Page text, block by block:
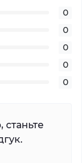
0
0
0
0
0
станьте